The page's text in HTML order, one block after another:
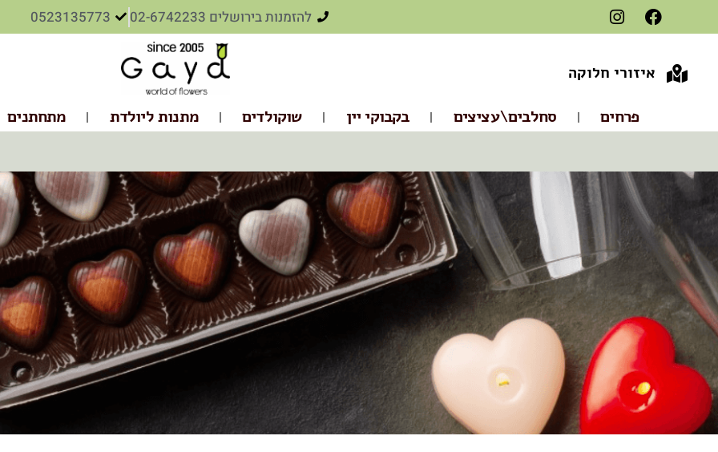
להזמנות בירושלים 02-6742233 0523135773
איזורי חלוקה
פרחים סחלבים\עציצים בקבוקי יין שוקולדים מתנות ליולדת מתחתנים